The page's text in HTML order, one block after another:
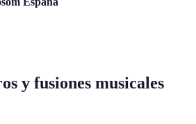
y fusiones musicales